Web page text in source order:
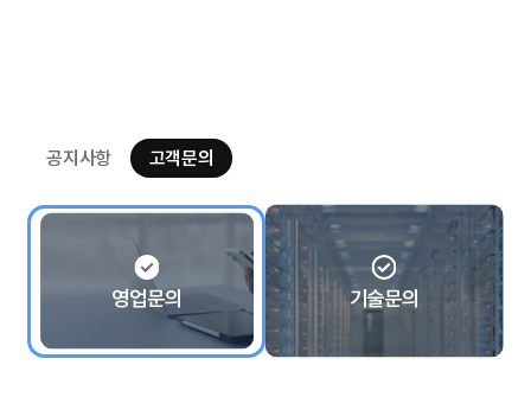
공지사항 고객문의
영업문의 기술문의